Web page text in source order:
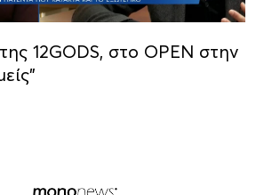
12GODS, στο OPEN στην